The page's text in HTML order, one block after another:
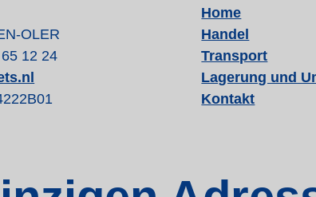
OLER
12 24
Home
Handel
Transport
Lagerung und
Kontakt